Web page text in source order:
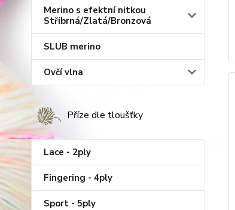
Merino s efektní nitkou
Stříbrná/Zlatá/Bronzová
SLUB merino
Ovčí vlna
Příze dle tloušťky
Lace - 2ply
Fingering - 4ply
Sport - 5ply